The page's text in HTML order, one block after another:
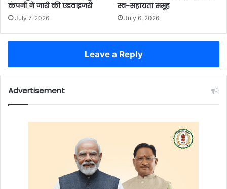
कंपनी ने जारी की एडवाइजरी
July 7, 2026
स्व-सहायता समूह
July 6, 2026
Leave a Reply
Advertisement